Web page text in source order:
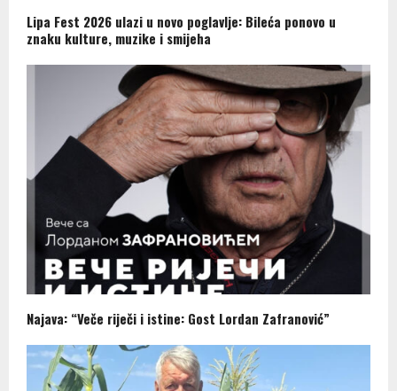
Lipa Fest 2026 ulazi u novo poglavlje: Bileća ponovo u
znaku kulture, muzike i smijeha
Najava: “Veče riječi i istine: Gost Lordan Zafranović”